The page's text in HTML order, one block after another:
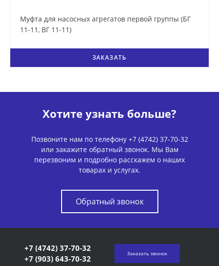
Муфта для насосных агрегатов первой группы (БГ
11-11, ВГ 11-11)
ЗАКАЗАТЬ
Хотите узнать больше?
Позвоните нам по телефону +7 (4742) 37-70-32
или закажите обратный звонок. Мы Вам
перезвоним и подробно расскажем о наших
товарах и услугах.
Обратный звонок
+7 (4742) 37-70-32
+7 (903) 643-70-32
Заказать звонок